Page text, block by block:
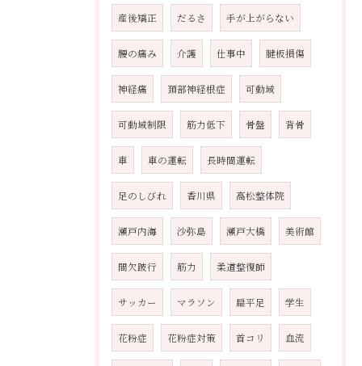
産後矯正 だるさ 手が上がらない
腰の痛み 介護 仕事中 腱板損傷
神経痛 頚部神経根症 可動域
可動域制限 筋力低下 骨盤 背骨
車 車の運転 長時間運転
足のしびれ 香川県 高松整体院
瀬戸内海 沙弥島 瀬戸大橋 美術館
間欠跛行 筋力 柔道整復師
サッカー マラソン 扁平足 学生
花粉症 花粉症対策 首コリ 血流